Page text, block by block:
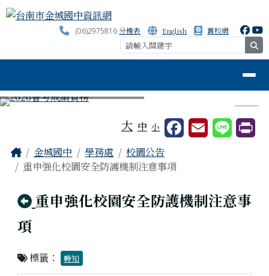
跳至主內容區
台南市金城國中資訊網
(06)2975816分機表 English 舊校網
⏸
大 中 小
主內容區域
Home
金城國中 學務處
校園公告
重申強化校園安全防護機制注意事項
回上頁
重申強化校園安全防護機制注意事
項
標籤： 轉知
頁尾區域